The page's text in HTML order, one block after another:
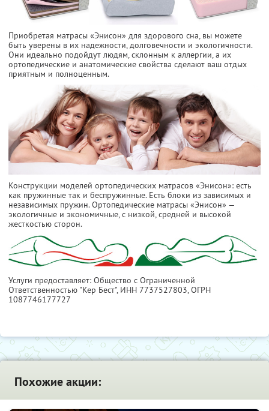
Приобретая матрасы «Энисон» для здорового сна, вы можете
быть уверены в их надежности, долговечности и экологичности.
Они идеально подойдут людям, склонным к аллергии, а их
ортопедические и анатомические свойства сделают ваш отдых
приятным и полноценным.
Конструкции моделей ортопедических матрасов «Энисон»: есть
как пружинные так и беспружинные. Есть блоки из зависимых и
независимых пружин. Ортопедические матрасы «Энисон» —
экологичные и экономичные, с низкой, средней и высокой
жесткостью сторон.
Услуги предоставляет: Общество с Ограниченной
Ответственностью "Кер Бест", ИНН 7737527803, ОГРН
1087746177727
Похожие акции: